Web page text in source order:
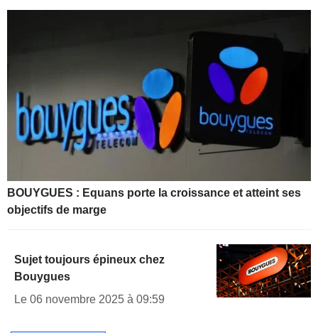
BOUYGUES : Equans porte la croissance et atteint ses
objectifs de marge
Sujet toujours épineux chez
Bouygues
Le 06 novembre 2025 à 09:59